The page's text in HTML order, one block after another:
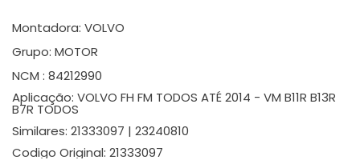
Montadora: VOLVO
Grupo: MOTOR
NCM : 84212990
Aplicação: VOLVO FH FM TODOS ATÉ 2014 - VM B11R B13R
B7R TODOS
Similares: 21333097 | 23240810
Codigo Original: 21333097